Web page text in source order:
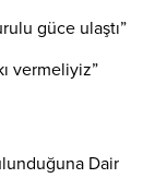
güce ulaştı”
vermeliyiz”
Dair